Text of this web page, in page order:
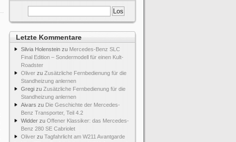
Letzte Kommentare
Silvia Holenstein zu Mercedes-Benz SLC
Final Edition – Sondermodell für einen Kult-
Roadster
Oliver zu Zusätzliche Fernbedienung für die
Standheizung anlernen
Gregi zu Zusätzliche Fernbedienung für die
Standheizung anlernen
Aivars zu Die Geschichte der Mercedes-
Benz Transporter, Teil 4.2
Widder zu Offener Klassiker: das Mercedes-
Benz 280 SE Cabriolet
Oliver zu Tagfahrlicht am W211 Avantgarde